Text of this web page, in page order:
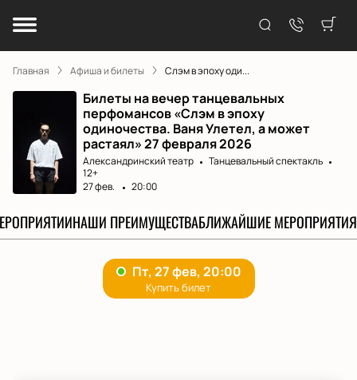
Главная Афиша и билеты Слэм в эпоху оди...
Билеты на вечер танцевальных
перфомансов «Слэм в эпоху
одиночества. Ваня Улетел, а может
растаял» 27 февраля 2026
Александринский театр
Танцевальный спектакль
12+
27 фев.
20:00
НАШИ ПРЕИМУЩЕСТВАБЛИЖАЙШИЕ МЕРОПРИЯТИЯ